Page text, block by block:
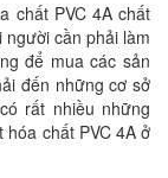
chất PVC 4A chất
cần phải làm
để mua các sản
đến những cơ sở
rất nhiều những
chất PVC 4A ở